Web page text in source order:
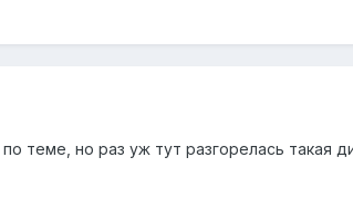
теме, но раз уж тут разгорелась такая